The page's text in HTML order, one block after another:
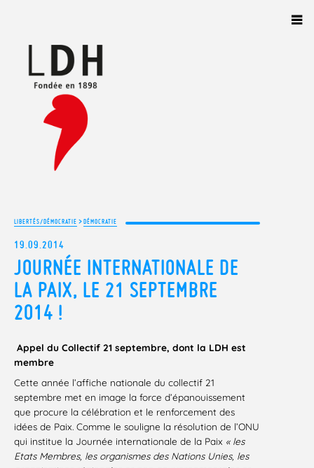
LIBERTÉS/DÉMOCRATIE >DÉMOCRATIE
19.09.2014
JOURNÉE INTERNATIONALE DE
LA PAIX, LE 21 SEPTEMBRE
2014 !
Appel du Collectif 21 septembre, dont la LDH est
membre
Cette année l’affiche nationale du collectif 21
septembre met en image la force d’épanouissement
que procure la célébration et le renforcement des
idées de Paix. Comme le souligne la résolution de l’ONU
qui institue la Journée internationale de la Paix « les
Etats Membres, les organismes des Nations Unies, les